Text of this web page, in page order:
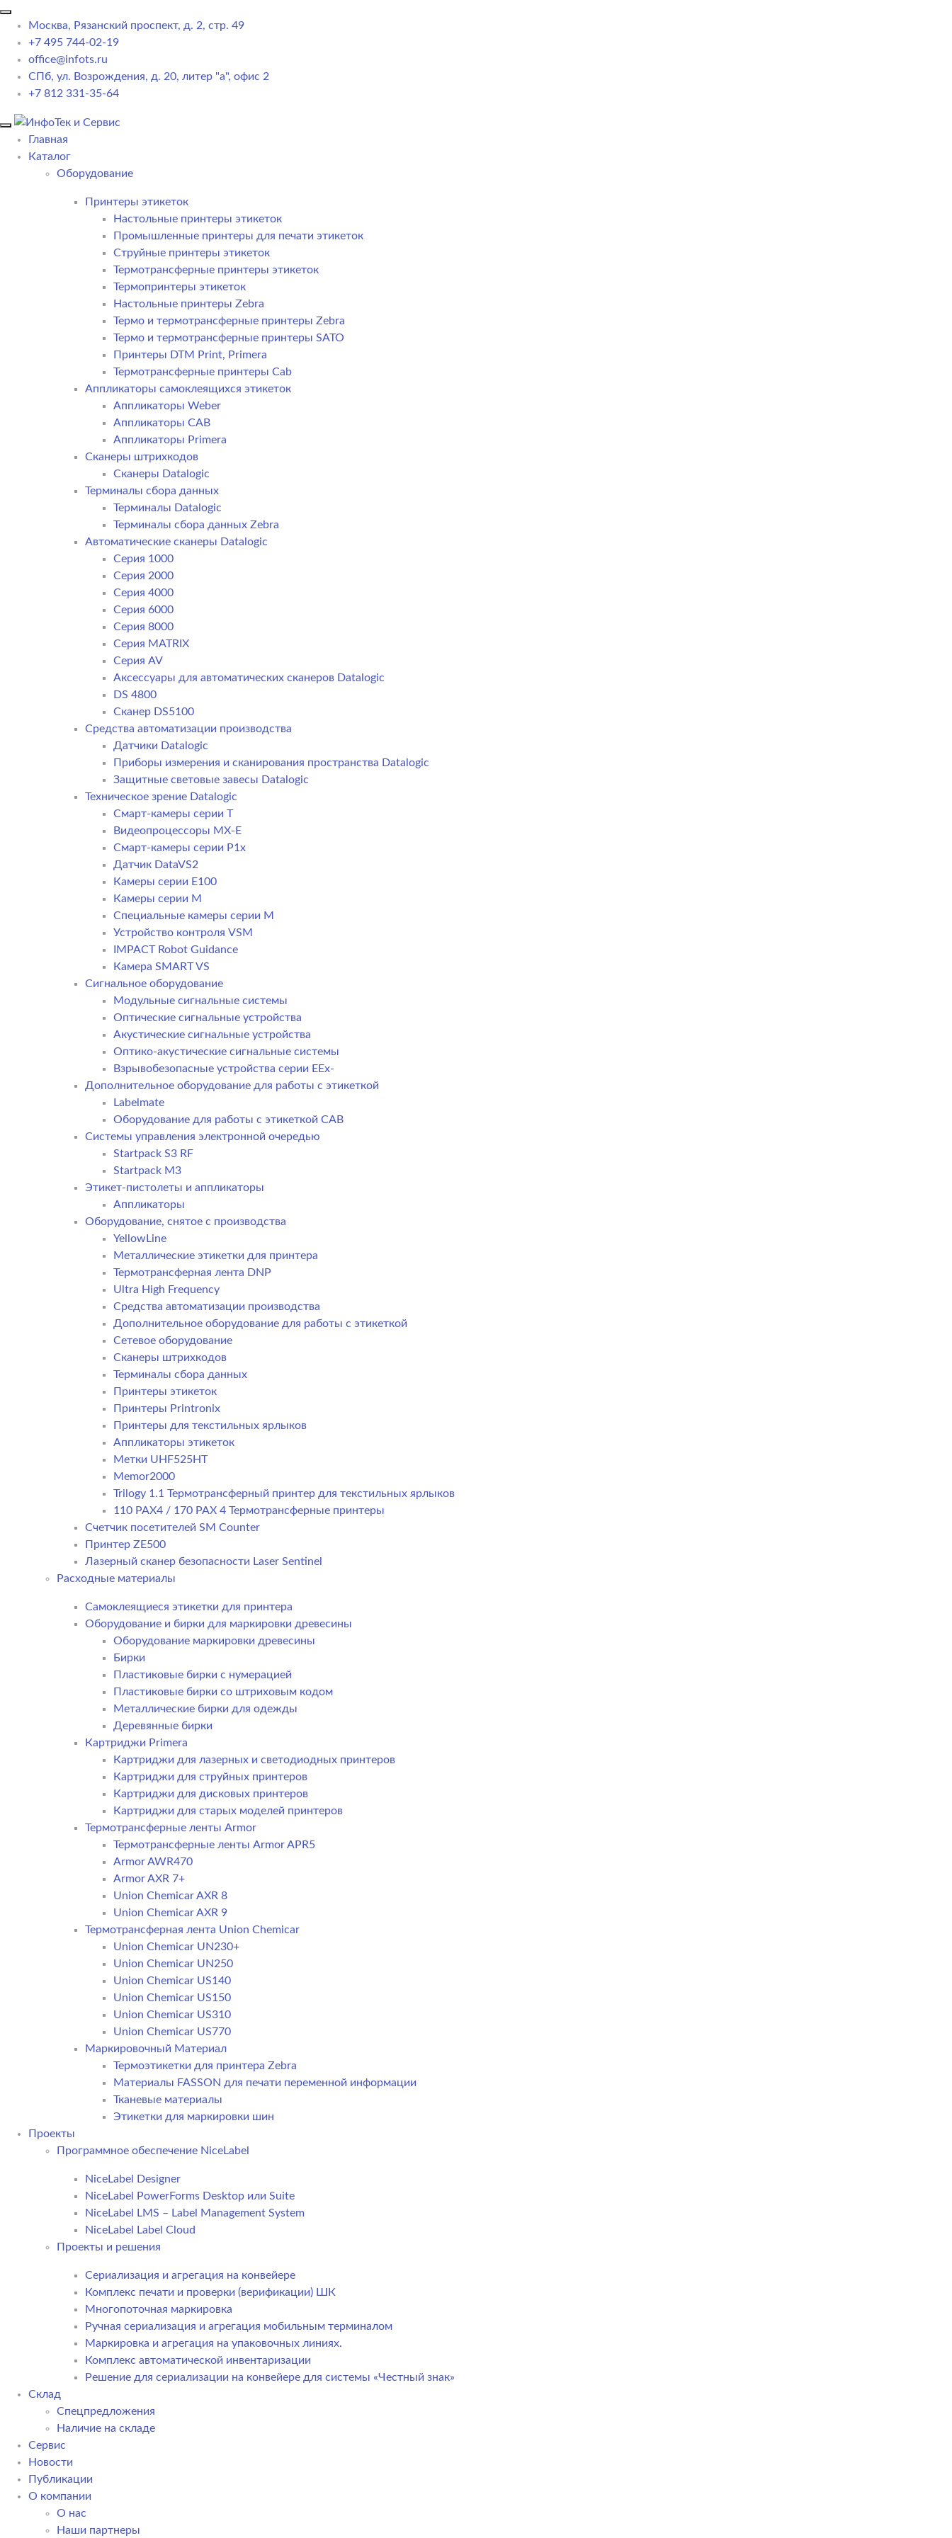
Москва, Рязанский проспект, д. 2, стр. 49
+7 495 744-02-19
office@infots.ru
СПб, ул. Возрождения, д. 20, литер "a", офис 2
+7 812 331-35-64
Главная
Каталог
Оборудование
Принтеры этикеток
Настольные принтеры этикеток
Промышленные принтеры для печати этикеток
Струйные принтеры этикеток
Термотрансферные принтеры этикеток
Термопринтеры этикеток
Настольные принтеры Zebra
Термо и термотрансферные принтеры Zebra
Термо и термотрансферные принтеры SATO
Принтеры DTM Print, Primera
Термотрансферные принтеры Cab
Аппликаторы самоклеящихся этикеток
Аппликаторы Weber
Аппликаторы CAB
Аппликаторы Primera
Сканеры штрихкодов
Сканеры Datalogic
Терминалы сбора данных
Терминалы Datalogic
Терминалы сбора данных Zebra
Автоматические сканеры Datalogic
Серия 1000
Серия 2000
Серия 4000
Серия 6000
Серия 8000
Серия MATRIX
Серия AV
Аксессуары для автоматических сканеров Datalogic
DS 4800
Сканер DS5100
Средства автоматизации производства
Датчики Datalogic
Приборы измерения и сканирования пространства Datalogic
Защитные световые завесы Datalogic
Техническое зрение Datalogic
Смарт-камеры серии T
Видеопроцессоры MX-E
Смарт-камеры серии P1x
Датчик DataVS2
Камеры серии E100
Камеры серии M
Специальные камеры серии M
Устройство контроля VSM
IMPACT Robot Guidance
Камера SMART VS
Cигнальное оборудование
Модульные сигнальные системы
Оптические сигнальные устройства
Акустические сигнальные устройства
Оптико-акустические сигнальные системы
Взрывобезопасные устройства серии EEx-
Дополнительное оборудование для работы с этикеткой
Labelmate
Оборудование для работы с этикеткой CAB
Системы управления электронной очередью
Startpack S3 RF
Startpack M3
Этикет-пистолеты и аппликаторы
Аппликаторы
Оборудование, снятое с производства
YellowLine
Металлические этикетки для принтера
Термотрансферная лента DNP
Ultra High Frequency
Средства автоматизации производства
Дополнительное оборудование для работы с этикеткой
Сетевое оборудование
Сканеры штрихкодов
Терминалы сбора данных
Принтеры этикеток
Принтеры Printronix
Принтеры для текстильных ярлыков
Аппликаторы этикеток
Метки UHF525HT
Memor2000
Trilogy 1.1 Термотрансферный принтер для текстильных ярлыков
110 PAX4 / 170 PAX 4 Термотрансферные принтеры
Счетчик посетителей SM Counter
Принтер ZE500
Лазерный сканер безопасности Laser Sentinel
Расходные материалы
Самоклеящиеся этикетки для принтера
Оборудование и бирки для маркировки древесины
Оборудование маркировки древесины
Бирки
Пластиковые бирки с нумерацией
Пластиковые бирки со штриховым кодом
Металлические бирки для одежды
Деревянные бирки
Картриджи Primera
Картриджи для лазерных и светодиодных принтеров
Картриджи для струйных принтеров
Картриджи для дисковых принтеров
Картриджи для старых моделей принтеров
Термотрансферные ленты Armor
Термотрансферные ленты Armor APR5
Armor AWR470
Armor AXR 7+
Union Chemicar AXR 8
Union Chemicar AXR 9
Термотрансферная лента Union Chemicar
Union Chemicar UN230+
Union Chemicar UN250
Union Chemicar US140
Union Chemicar US150
Union Chemicar US310
Union Chemicar US770
Маркировочный Материал
Термоэтикетки для принтера Zebra
Материалы FASSON для печати переменной информации
Тканевые материалы
Этикетки для маркировки шин
Проекты
Программное обеспечение NiceLabel
NiceLabel Designer
NiceLabel PowerForms Desktop или Suite
NiceLabel LMS – Label Management System
NiceLabel Label Cloud
Проекты и решения
Сериализация и агрегация на конвейере
Комплекс печати и проверки (верификации) ШК
Многопоточная маркировка
Ручная сериализация и агрегация мобильным терминалом
Маркировка и агрегация на упаковочных линиях.
Комплекс автоматической инвентаризации
Решение для сериализации на конвейере для системы «Честный знак»
Склад
Спецпредложения
Наличие на складе
Сервис
Новости
Публикации
О компании
О нас
Наши партнеры